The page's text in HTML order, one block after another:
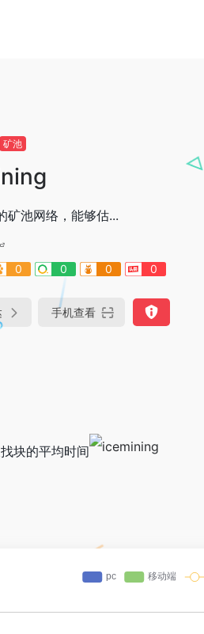
矿池
矿池网络，能够估...
0 0 0 0
手机查看
块的平均时间